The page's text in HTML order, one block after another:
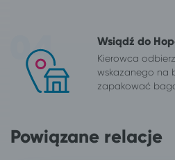
Wsiądź do
Kierowca
wskazanego na
zapakować
Powiązane relacje